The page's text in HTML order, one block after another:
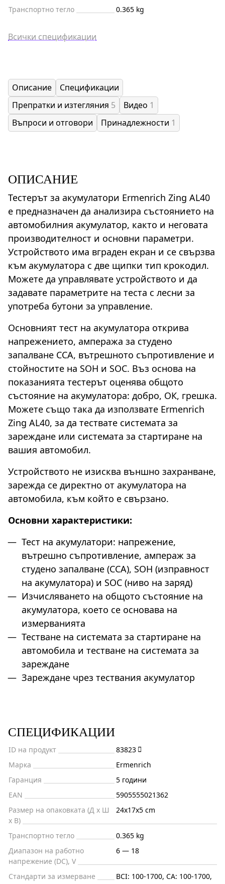
Транспортно тегло 0.365 kg
Всички спецификации
Описание
Спецификации
Препратки и изтегляния 5 Видео 1
Въпроси и отговори
Принадлежности 1
ОПИСАНИЕ
Тестерът за акумулатори Ermenrich Zing AL40
е предназначен да анализира състоянието на
автомобилния акумулатор, както и неговата
производителност и основни параметри.
Устройството има вграден екран и се свързва
към акумулатора с две щипки тип крокодил.
Можете да управлявате устройството и да
задавате параметрите на теста с лесни за
употреба бутони за управление.
Основният тест на акумулатора открива
напрежението, ампеража за студено
запалване CCA, вътрешното съпротивление и
стойностите на SOH и SOC. Въз основа на
показанията тестерът оценява общото
състояние на акумулатора: добро, ОК, грешка.
Можете също така да използвате Ermenrich
Zing AL40, за да тествате системата за
зареждане или системата за стартиране на
вашия автомобил.
Устройството не изисква външно захранване,
зарежда се директно от акумулатора на
автомобила, към който е свързано.
Основни характеристики:
Тест на акумулатори: напрежение,
вътрешно съпротивление, ампераж за
студено запалване (CCA), SOH (изправност
на акумулатора) и SOC (ниво на заряд)
Изчисляването на общото състояние на
акумулатора, което се основава на
измерванията
Тестване на системата за стартиране на
автомобила и тестване на системата за
зареждане
Зареждане чрез тествания акумулатор
СПЕЦИФИКАЦИИ
ID на продукт
83823
Марка
Ermenrich
Гаранция
5 години
EAN
5905555021362
Размер на опаковката (Д x Ш
x В)
24x17x5 cm
Транспортно тегло
0.365 kg
Диапазон на работно
напрежение (DC), V
6 — 18
Стандарти за измерване
BCI: 100-1700, CA: 100-1700,